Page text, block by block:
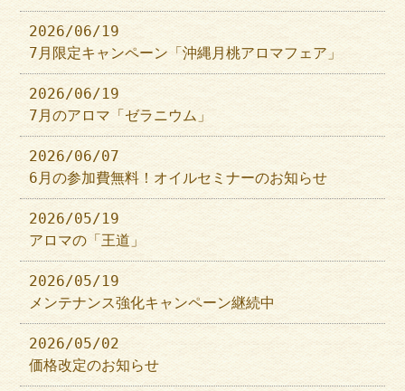
2026/06/19
7月限定キャンペーン「沖縄月桃アロマフェア」
2026/06/19
7月のアロマ「ゼラニウム」
2026/06/07
6月の参加費無料！オイルセミナーのお知らせ
2026/05/19
アロマの「王道」
2026/05/19
メンテナンス強化キャンペーン継続中
2026/05/02
価格改定のお知らせ